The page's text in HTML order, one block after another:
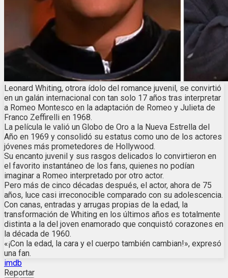
Leonard Whiting, otrora ídolo del romance juvenil, se convirtió
en un galán internacional con tan solo 17 años tras interpretar
a Romeo Montesco en la adaptación de Romeo y Julieta de
Franco Zeffirelli en 1968.
La película le valió un Globo de Oro a la Nueva Estrella del
Año en 1969 y consolidó su estatus como uno de los actores
jóvenes más prometedores de Hollywood.
Su encanto juvenil y sus rasgos delicados lo convirtieron en
el favorito instantáneo de los fans, quienes no podían
imaginar a Romeo interpretado por otro actor.
Pero más de cinco décadas después, el actor, ahora de 75
años, luce casi irreconocible comparado con su adolescencia.
Con canas, entradas y arrugas propias de la edad, la
transformación de Whiting en los últimos años es totalmente
distinta a la del joven enamorado que conquistó corazones en
la década de 1960.
«¡Con la edad, la cara y el cuerpo también cambian!», expresó
una fan.
imdb
Reportar